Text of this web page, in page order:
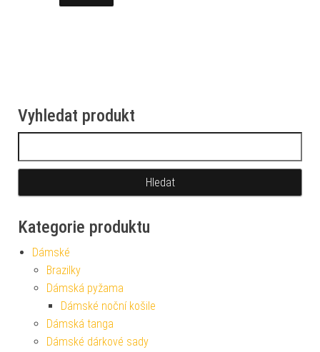
Vyhledat produkt
Kategorie produktu
Dámské
Brazilky
Dámská pyžama
Dámské noční košile
Dámská tanga
Dámské dárkové sady